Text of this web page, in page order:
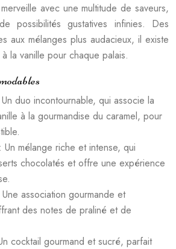
avec une multitude de saveurs,
possibilités gustatives infinies. Des
aux mélanges plus audacieux, il existe
la vanille pour chaque palais.
duo incontournable, qui associe la
à la gourmandise du caramel, pour
Un mélange riche et intense, qui
chocolatés et offre une expérience
association gourmande et
des notes de praliné et de
cocktail gourmand et sucré, parfait